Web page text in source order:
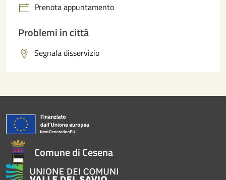
Prenota appuntamento
Problemi in città
Segnala disservizio
Comune di Cesena